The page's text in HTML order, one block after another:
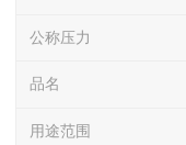
公称压力
品名
用途范围